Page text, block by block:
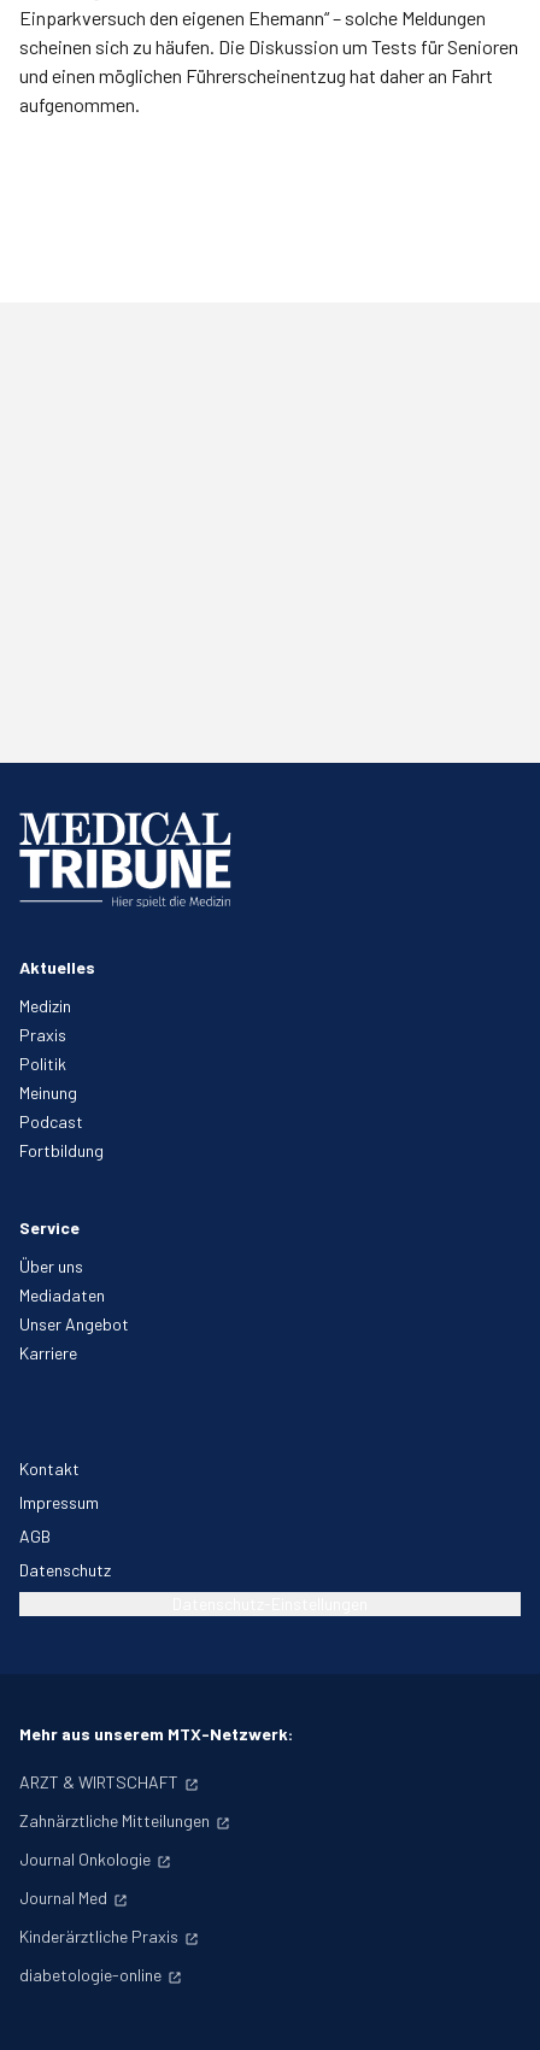
Einparkversuch den eigenen Ehemann“ – solche Meldungen
scheinen sich zu häufen. Die Diskussion um Tests für Senioren
und einen möglichen Führerscheinentzug hat daher an Fahrt
aufgenommen.
Aktuelles
Medizin
Praxis
Politik
Meinung
Podcast
Fortbildung
Service
Über uns
Mediadaten
Unser Angebot
Karriere
Kontakt
Impressum
AGB
Datenschutz
Mehr aus unserem MTX-Netzwerk:
ARZT & WIRTSCHAFT
Zahnärztliche Mitteilungen
Journal Onkologie
Journal Med
Kinderärztliche Praxis
diabetologie-online